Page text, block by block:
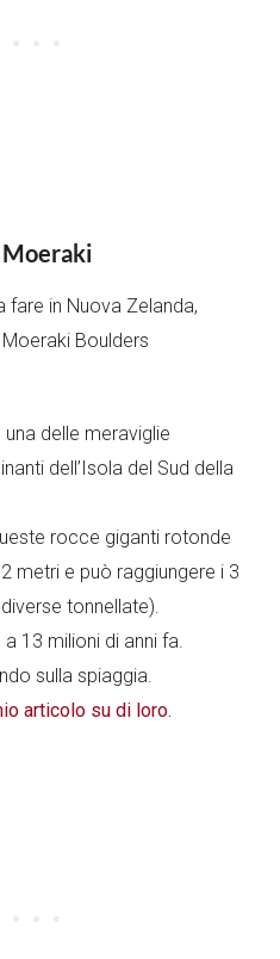
Moeraki
delle meraviglie
dell’Isola del Sud della
rocce giganti rotonde
metri e può raggiungere i 3
tonnellate).
13 milioni di anni fa.
sulla spiaggia.
articolo su di loro.